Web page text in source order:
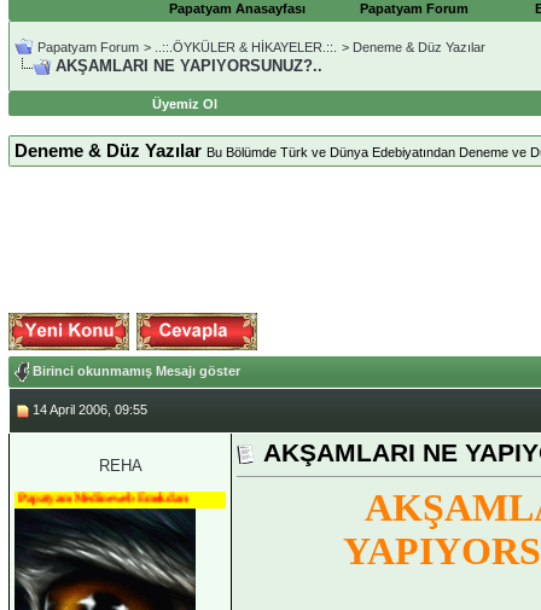
Papatyam Anasayfası Papatyam Forum
Papatyam Forum > ..::.ÖYKÜLER & HİKAYELER.::. > Deneme & Düz Yazılar
AKŞAMLARI NE YAPIYORSUNUZ?..
Üyemiz Ol
Deneme & Düz Yazılar Bu Bölümde Türk ve Dünya Edebiyatından Deneme ve
Birinci okunmamış Mesajı göster
14 April 2006, 09:55
REHA
Papatyam Medineweb Emekdarı
AKŞAMLARI NE